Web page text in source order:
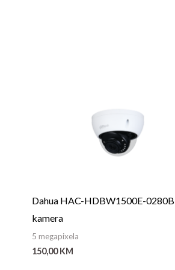
Dahua HAC-HDBW1500E-
kamera
5 megapixela
150,00KM